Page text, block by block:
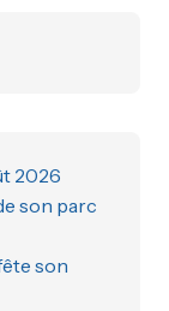
2026
son parc
son